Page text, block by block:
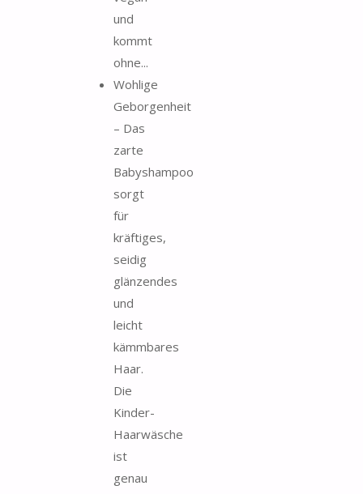
und
kommt
ohne...
Wohlige
Geborgenheit
– Das
zarte
Babyshampoo
sorgt
für
kräftiges,
seidig
glänzendes
und
leicht
kämmbares
Haar.
Die
Kinder-
Haarwäsche
ist
genau